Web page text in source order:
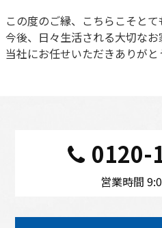
この度のご縁、こちらこそとて
今後、日々生活される大切なお
当社にお任せいただきありがと
0120-
営業時間